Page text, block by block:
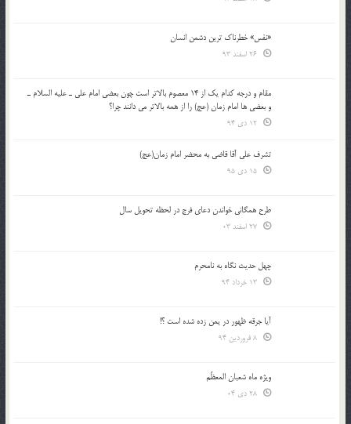
«نفس» خطرناک ترین دشمن انسان
مقام و درجه كدام يك از 14 معصوم بالاتر است چون بعضي امام علي ـ عليه السلام ـ
و بعضي ها امام زمان (عج) را از همه بالاتر مي دانند چرا؟
تشرف علي آقا قاضي به محضر امام زمان(عج)
طرح همگانی خواندن دعای فرج در لحظه تحویل سال
چهل حدیث نگاه به نامحرم
آیا جرقه ظهور در یمن زده شده است ؟!
ویژه ماه شعبان المعظّم